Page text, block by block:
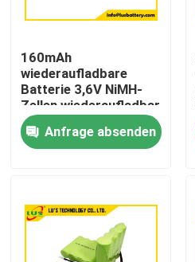
Produkte
160mAh
wiederaufladbare
Batterie 3,6V NiMH-
Zellen wiederaufladbar
kundenspezifisch
Anfrage absenden